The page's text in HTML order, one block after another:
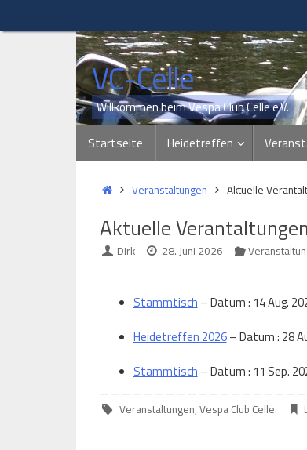
Inhalt
VC-Celle
Willkommen beim Vespa Club Celle e.V.
Inhalt
springen
Startseite Heidetreffen
StartVeranstaltungen Aktuelle
Aktuelle
Dirk 28. Juni 2026
Stammtisch – Datum : 14 Aug.
Heidetreffen 2026– Datum : 28
Stammtisch – Datum : 11 Sep.
Veranstaltungen,Vespa Club Celle.